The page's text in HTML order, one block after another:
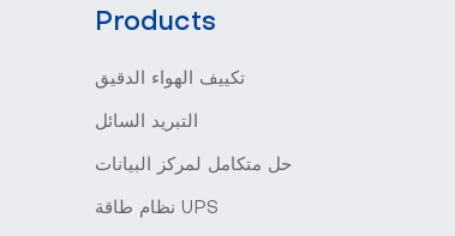
Products
تكييف الهواء الدقيق
التبريد السائل
حل متكامل لمركز البيانات
نظام طاقة UPS